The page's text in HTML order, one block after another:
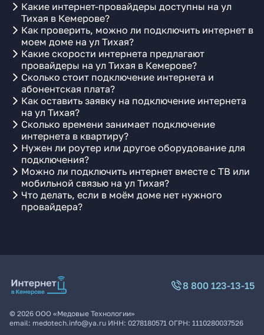
Какие интернет-провайдеры доступны на ул
Тихая в Кемерове?
Как проверить, можно ли подключить интернет в
моем доме на ул Тихая?
Какие скорости интернета предлагают
провайдеры на ул Тихая в Кемерове?
Сколько стоит подключение интернета и
абонентская плата?
Как оставить заявку на подключение интернета
на ул Тихая?
Сколько времени занимает подключение
интернета в квартиру?
Нужен ли роутер или другое оборудование для
подключения?
Можно ли подключить интернет вместе с ТВ или
мобильной связью на ул Тихая?
Что делать, если в моём доме нет нужного
провайдера?
8 800 123-13-15
© 2026 ООО «Медовые Технологии»
email: medotech.info@ya.ru ИНН: 0278180571 ОГРН: 1110280037526